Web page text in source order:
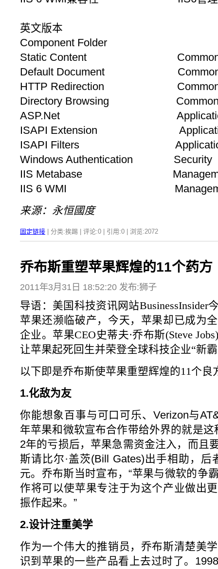
英文版本
Component Folder
Static Content Common
Default Document Common
HTTP Redirection Common
Directory Browsing Common
ASP.Net Application
ISAPI Extension Application
ISAPI Filters Application
Windows Authentication Security
IIS Metabase
IIS 6 WMI Management
来源：永恒國度
固定链接 | 分类:挨踢 | 评论:0 | 引用:0 | 浏览:2072
乔布斯重塑苹果辉煌的11个药方
2011年3月31日 18:52:20 发布:狮子
导语：美国科技资讯网站BusinessInsider
苹果还濒临破产，今天，苹果却已成为
企业。苹果CEO史蒂夫·乔布斯(Steve
让苹果起死回生并荣登全球科技企业“新
以下即是乔布斯使苹果重塑辉煌的11个良
1.化敌为友
你能想象百事与可口可乐、Verizon与
年苹果和微软宣布合作带给外界的就是
2年的亏损后，苹果急需资金注入，而且
斯请比尔·盖茨(Bill Gates)出手相助，后
元。乔布斯当时宣布，“苹果与微软的争
作将可以使苹果专注于为这个产业做出
振作起来。”
2.设计注重美学
作为一个伟大的推销员，乔布斯清楚美
识到苹果的一些产品看上去过时了。